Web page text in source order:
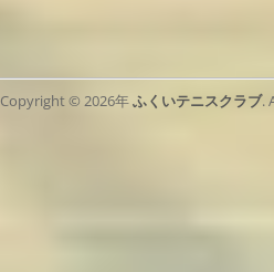
Copyright © 2026年ふくいテニスクラブ.